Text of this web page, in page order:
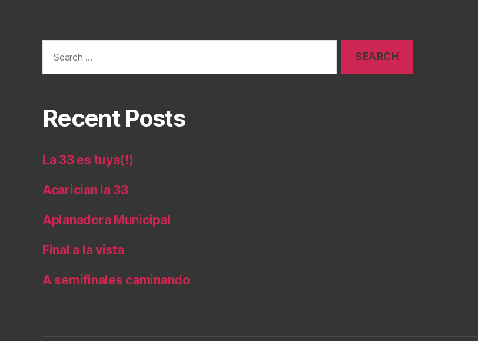
for:
Recent Posts
La 33 es tuya(!)
Acarician la 33
Aplanadora Municipal
Final a la vista
A semifinales caminando